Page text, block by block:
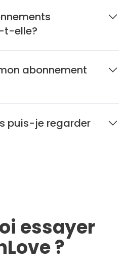
t-elle?
abonnement
puis-je regarder
essayer
?